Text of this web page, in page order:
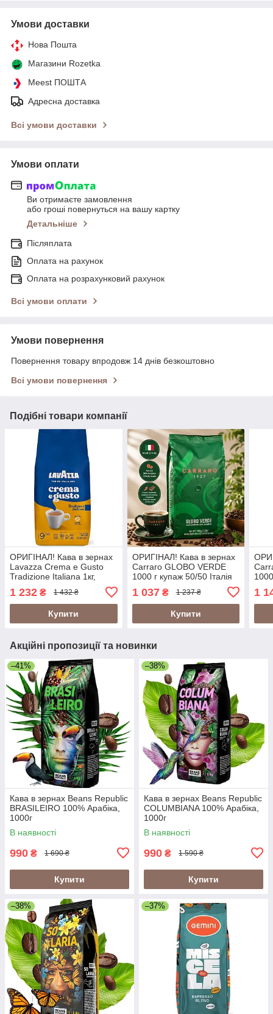
Умови доставки
Нова Пошта
Магазини Rozetka
Meest ПОШТА
Адресна доставка
Всі умови доставки
Умови оплати
Ви отримаєте замовлення
або гроші повернуться на вашу картку
Детальніше
Післяплата
Оплата на рахунок
Оплата на розрахунковий рахунок
Всі умови оплати
Умови повернення
Повернення товару впродовж 14 днів безкоштовно
Всі умови повернення
Подібні товари компанії
ОРИГІНАЛ! Кава в зернах
Lavazza Crema e Gusto
Tradizione Italiana 1кг,
1 232 ₴ 1 432 ₴
Купити
ОРИГІНАЛ! Кава в зернах
Carraro GLOBO VERDE
1000 г купаж 50/50 Італія
1 037₴ 1 237 ₴
Купити
1
Акційні пропозиції та новинки
–41%
Кава в зернах Beans Republic
BRASILEIRO 100% Арабіка,
1000г
В наявності
990 ₴ 1 690 ₴
Купити
–38%
Кава в зернах Beans Republic
COLUMBIANA 100% Арабіка,
1000г
В наявності
990 ₴ 1 590 ₴
Купити
–38% –37%